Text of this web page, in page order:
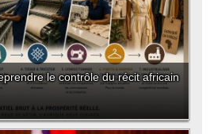
le contrôle du récit africain